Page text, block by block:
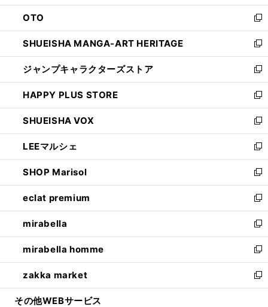
ウ
で
開
く
ン
ド
ウ
で
開
く
OTO
新
し
い
ウ
ィ
ン
ド
ウ
で
開
く
SHUEISHA MANGA-ART HERITAGE
新
し
い
ウ
ィ
ン
ド
ウ
で
開
く
ジャンプキャラクターズストア
新
し
い
ウ
ィ
ン
ド
ウ
で
開
く
HAPPY PLUS STORE
新
し
い
ウ
ィ
ン
ド
ウ
で
開
く
SHUEISHA VOX
新
し
い
ウ
ィ
ン
ド
ウ
で
開
く
LEEマルシェ
新
し
い
ウ
ィ
ン
ド
ウ
で
開
く
SHOP Marisol
新
し
い
ウ
ィ
ン
ド
ウ
で
開
eclat premium
新
し
い
ウ
ィ
ン
ド
ウ
mirabella
新
し
い
ウ
ィ
ン
mirabella homme
新
し
い
ウ
zakka market
新
し
その他WEBサービス